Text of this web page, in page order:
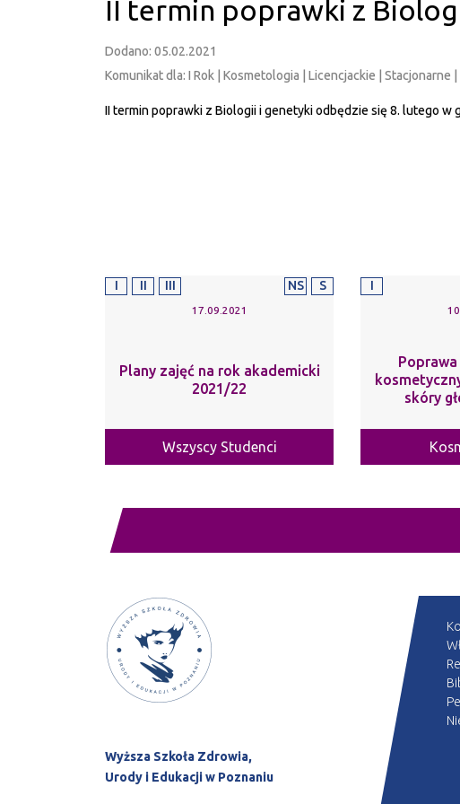
II termin poprawki z
Dodano: 05.02.2021
Komunikat dla: I Rok | Kosmetologia | Licencjackie | Stacjonarne |
II termin poprawki z Biologii i genetyki odbędzie się 8. lutego w
I II III NS S
17.09.2021
Plany zajęć na rok akademicki
2021/22
Wszyscy Studenci
I
skóry
Wyższa Szkoła Zdrowia,
Urody i Edukacji w Poznaniu